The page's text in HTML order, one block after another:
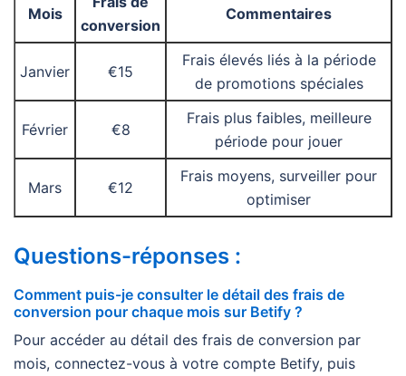
Mois
conversion
Commentaires
Janvier €15
Frais élevés liés à la période
de promotions spéciales
Février €8
Frais plus faibles, meilleure
période pour jouer
Mars €12
Frais moyens, surveiller pour
optimiser
Questions-réponses :
Comment puis-je consulter le détail des frais de
conversion pour chaque mois sur Betify ?
Pour accéder au détail des frais de conversion par
mois, connectez-vous à votre compte Betify, puis